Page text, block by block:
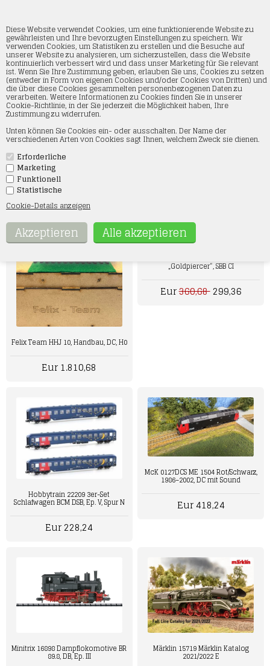
Diese Website verwendet Cookies, um eine funktionierende Website zu
gewährleisten und Ihre bevorzugten Einstellungen zu speichern. Wir
verwenden Cookies, um Statistiken zu erstellen und die Besuche auf
unserer Website zu analysieren, um sicherzustellen, dass die Website
kontinuierlich verbessert wird und dass unser Marketing für Sie relevant
ist. Wenn Sie Ihre Zustimmung geben, erlauben Sie uns, Cookies zu setzen
(entweder in Form von eigenen Cookies und/oder Cookies von Dritten) und
die über diese Cookies gesammelten personenbezogenen Daten zu
verarbeiten. Weitere Informationen zu Cookies finden Sie in unserer
Cookie-Richtlinie, in der Sie jederzeit die Möglichkeit haben, Ihre
Zustimmung zu widerrufen.
Unten können Sie Cookies ein- oder ausschalten. Der Name der
verschiedenen Arten von Cookies sagt Ihnen, welchem Zweck sie dienen.
Erforderliche
Marketing
Funktionell
Statistische
Cookie-Details anzeigen
Fahrzeuge
Hier im Webshop finden Sie unser breites Sortiment an rollendem
Material. Wir führen viele Marken und in allen Größen, wie Sie auf der Seite
sehen können. Wir haben sowohl rollendes Material für Anfänger als auch
für den erfahrenen Modelleisenbahn-Enthusiasten. Sowohl im Webshop
als auch im Laden in Skjern führen wir sowohl 2- als auch 3-Schienen-
Material in allen Preisklassen. Wenn Sie nach etwas Speziellem suchen,
können Sie uns gerne per E-Mail unter kontakt@smtmodeltog.dk oder
telefonisch unter 60 17 47 73 kontaktieren
Felix Team HHJ 10, Handbau, DC, H0
Eur 1.810,68
„Goldpiercer“, SBB CI
Eur360,68299,36
Hobbytrain 22209 3er-Set
Schlafwagen BCM DSB, Ep. V, Spur N
Eur 228,24
McK 0127DCS ME 1504 Rot/Schwarz,
1986–2002, DC mit Sound
Eur 418,24
Minitrix 16898 Dampflokomotive BR
89.8, DB, Ep. III
Märklin 15719 Märklin Katalog
2021/2022 E